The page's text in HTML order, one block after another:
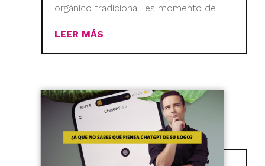
orgánico tradicional, es momento de
LEER MÁS